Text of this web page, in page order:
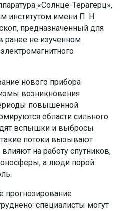
«Солнце-Терагерц»,
институтом имени П. Н.
предназначенный для
ранее не изученном
нового прибора
возникновения
повышенной
области сильного
вспышки и выбросы
потоки вызывают
на работу спутников,
а люди порой
прогнозирование
специалисты могут